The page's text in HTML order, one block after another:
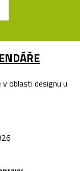
oblasti designu u